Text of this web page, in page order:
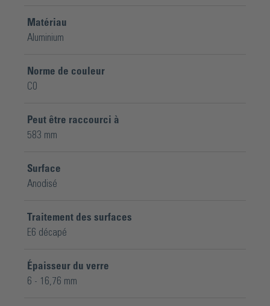
Matériau
Aluminium
Norme de couleur
C0
Peut être raccourci à
583 mm
Surface
Anodisé
Traitement des surfaces
E6 décapé
Épaisseur du verre
6 - 16,76 mm